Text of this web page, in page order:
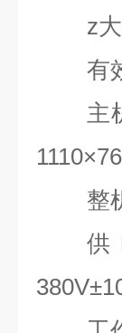
z
有
主
整